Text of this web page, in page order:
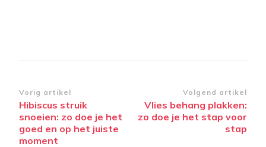
Bericht
navigatie
Vorig artikel
Hibiscus struik
snoeien: zo doe je het
goed en op het juiste
moment
Volgend artikel
Vlies behang plakken:
zo doe je het stap voor
stap